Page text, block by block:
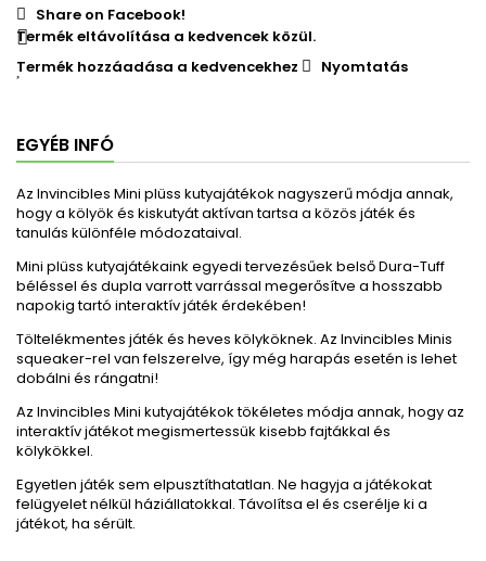
Share on Facebook!
Termék eltávolítása a kedvencek közül.
Termék hozzáadása a kedvencekhez
Nyomtatás
EGYÉB INFÓ
Az Invincibles Mini plüss kutyajátékok nagyszerű módja annak,
hogy a kölyök és kiskutyát aktívan tartsa a közös játék és
tanulás különféle módozataival.
Mini plüss kutyajátékaink egyedi tervezésűek belső Dura-Tuff
béléssel és dupla varrott varrással megerősítve a hosszabb
napokig tartó interaktív játék érdekében!
Töltelékmentes játék és heves kölyköknek. Az Invincibles Minis
squeaker-rel van felszerelve, így még harapás esetén is lehet
dobálni és rángatni!
Az Invincibles Mini kutyajátékok tökéletes módja annak, hogy az
interaktív játékot megismertessük kisebb fajtákkal és
kölykökkel.
Egyetlen játék sem elpusztíthatatlan. Ne hagyja a játékokat
felügyelet nélkül háziállatokkal. Távolítsa el és cserélje ki a
játékot, ha sérült.